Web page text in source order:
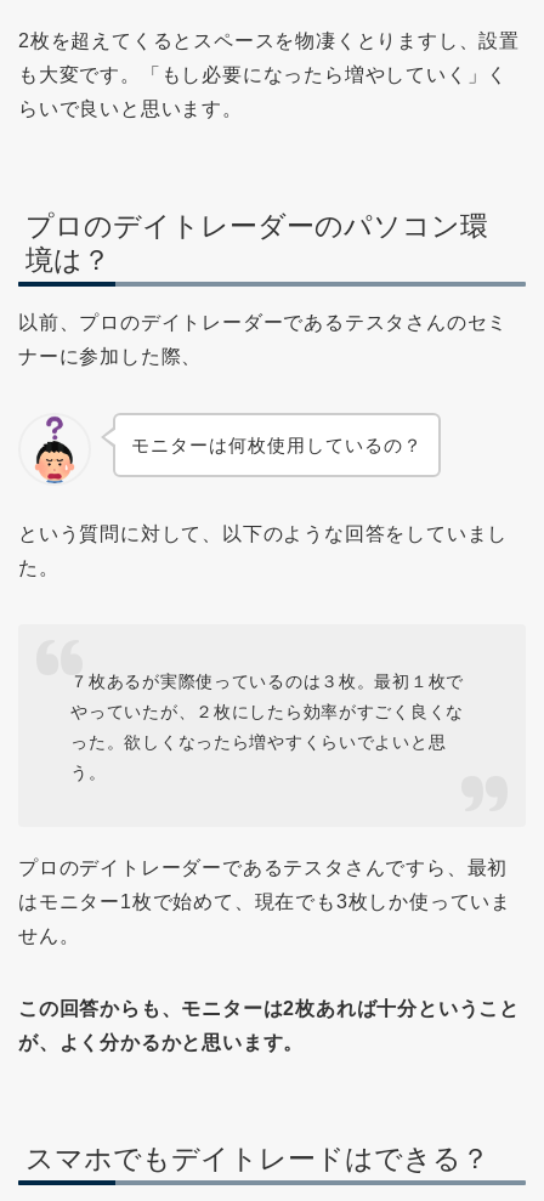
2枚を超えてくるとスペースを物凄くとりますし、設置
も大変です。「もし必要になったら増やしていく」く
らいで良いと思います。
プロのデイトレーダーのパソコン環
境は？
以前、プロのデイトレーダーであるテスタさんのセミ
ナーに参加した際、
モニターは何枚使用しているの？
という質問に対して、以下のような回答をしていまし
た。
７枚あるが実際使っているのは３枚。最初１枚で
やっていたが、２枚にしたら効率がすごく良くな
った。欲しくなったら増やすくらいでよいと思
う。
プロのデイトレーダーであるテスタさんですら、最初
はモニター1枚で始めて、現在でも3枚しか使っていま
せん。
この回答からも、モニターは2枚あれば十分ということ
が、よく分かるかと思います。
スマホでもデイトレードはできる？